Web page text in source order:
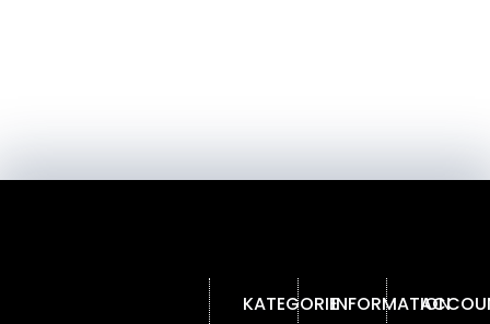
KATEGORIEINFORMATION